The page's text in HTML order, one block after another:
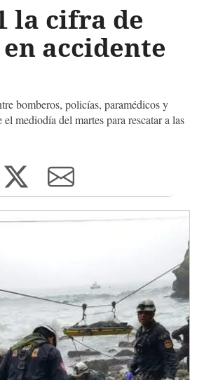
la cifra de
accidente
bomberos, policías, paramédicos y
mediodía del martes para rescatar a las